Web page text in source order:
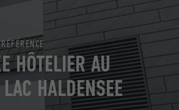
HÔTELIER AU
HALDENSEE